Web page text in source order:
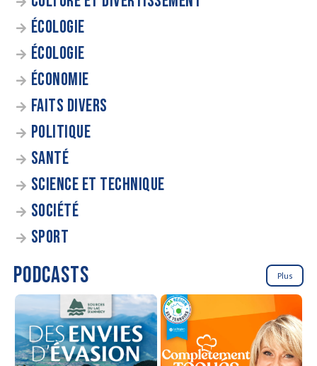
ÉCOLOGIE
ÉCOLOGIE
ÉCONOMIE
FAITS DIVERS
POLITIQUE
SANTÉ
SCIENCE ET TECHNIQUE
SOCIÉTÉ
SPORT
PODCASTS Plus